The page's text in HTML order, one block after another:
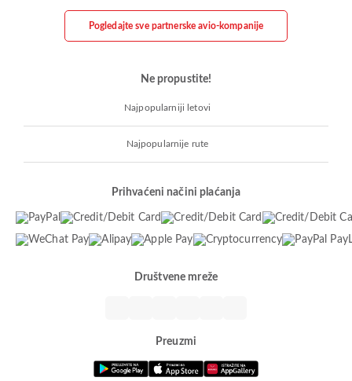
Pogledajte sve partnerske avio-kompanije
Ne propustite!
Najpopularniji letovi
Najpopularnije rute
Prihvaćeni načini plaćanja
Društvene mreže
Preuzmi